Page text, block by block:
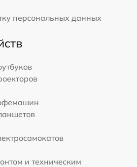
персональных данных
и техническим